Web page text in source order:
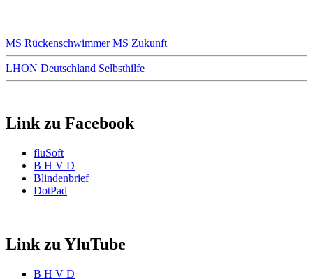
MS Rückenschwimmer MS Zukunft
LHON Deutschland Selbsthilfe
Link zu Facebook
fluSoft
B H V D
Blindenbrief
DotPad
Link zu YluTube
B H V D